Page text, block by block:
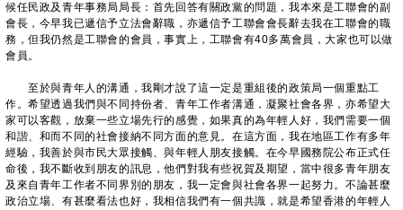
候任民政及青年事務局局長：首先回答有關政黨的問題，我本來是工聯會的副
會長，今早我已遞信予立法會辭職，亦遞信予工聯會會長辭去我在工聯會的職
務，但我仍然是工聯會的會員，事實上，工聯會有40多萬會員，大家也可以做
會員。
至於與青年人的溝通，我剛才說了這一定是重組後的政策局一個重點工
作。希望透過我們與不同持份者、青年工作者溝通，凝聚社會各界，亦希望大
家可以客觀，放棄一些立場先行的感覺，如果真的為年輕人好，我們需要一個
和諧、和而不同的社會接納不同方面的意見。在這方面，我在地區工作有多年
經驗，我善於與市民大眾接觸、與年輕人朋友接觸。在今早國務院公布正式任
命後，我不斷收到朋友的訊息，他們對我有些祝賀及期望，當中很多青年朋友
及來自青年工作者不同界別的朋友，我一定會與社會各界一起努力。不論甚麼
政治立場、有甚麼看法也好，我相信我們有一個共識，就是希望香港的年輕人